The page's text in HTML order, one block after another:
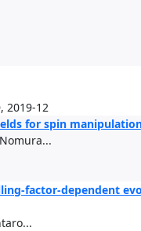
2019-12
for spin
factor-dependent